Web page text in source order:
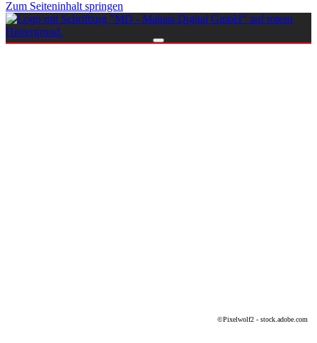
Zum Seiteninhalt springen
©Pixelwolf2 - stock.adobe.com